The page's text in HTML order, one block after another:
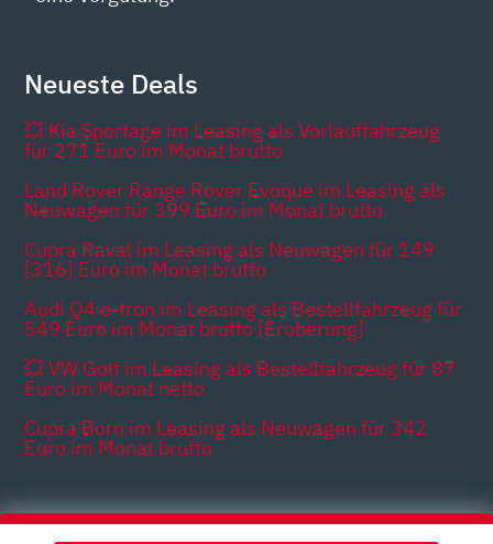
Neueste Deals
💥 Kia Sportage im Leasing als Vorlauffahrzeug
für 271 Euro im Monat brutto
Land Rover Range Rover Evoque im Leasing als
Neuwagen für 399 Euro im Monat brutto
Cupra Raval im Leasing als Neuwagen für 149
[316] Euro im Monat brutto
Audi Q4 e-tron im Leasing als Bestellfahrzeug für
549 Euro im Monat brutto [Eroberung]
💥 VW Golf im Leasing als Bestellfahrzeug für 87
Euro im Monat netto
Cupra Born im Leasing als Neuwagen für 342
Euro im Monat brutto